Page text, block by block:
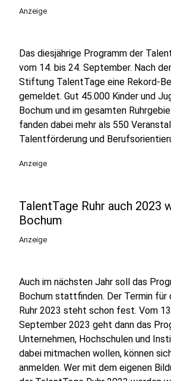
Anzeige
Das diesjährige Programm der
vom 14. bis 24. September. Nach
Stiftung TalentTage eine Rekord-
gemeldet. Gut 45.000 Kinder und
Bochum und im gesamten
fanden dabei mehr als 550
Talentförderung und
Anzeige
TalentTage Ruhr auch 2023
Bochum
Anzeige
Auch im nächsten Jahr soll das
Bochum stattfinden. Der Termin für
Ruhr 2023 steht schon fest. Vom
September 2023 geht dann das
Unternehmen, Hochschulen und
dabei mitmachen wollen, können
anmelden. Wer mit dem eigenen